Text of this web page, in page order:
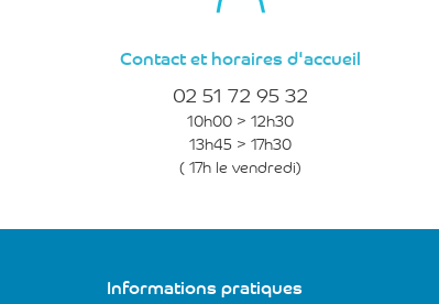
Contact et horaires d'accueil
02 51 72 95 32
10h00 > 12h30
13h45 > 17h30
( 17h le vendredi)
Informations pratiques